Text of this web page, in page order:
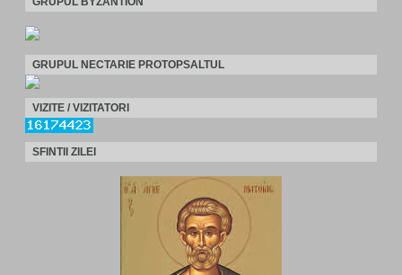
GRUPUL NECTARIE PROTOPSALTUL
VIZITE / VIZITATORI
SFINTII ZILEI